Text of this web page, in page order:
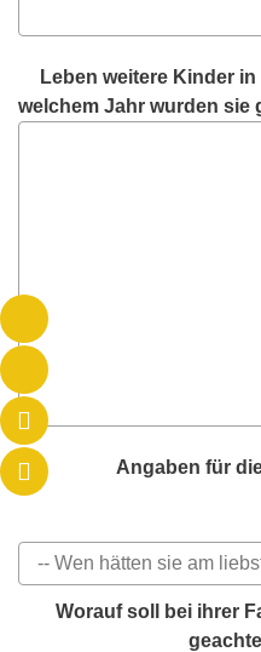
Leben weitere Kinder
welchem Jahr wurden sie
Angaben für
Worauf soll bei ihrer